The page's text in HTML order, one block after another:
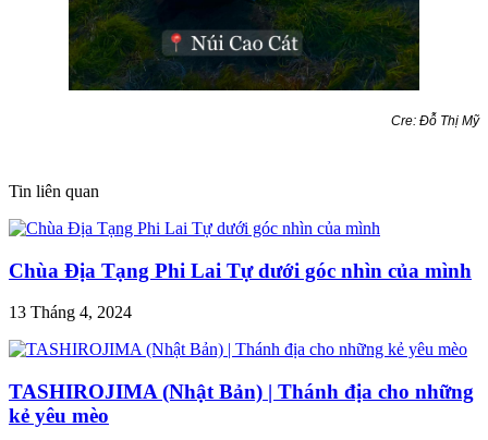
Cre: Đỗ Thị Mỹ
Tin liên quan
Chùa Địa Tạng Phi Lai Tự dưới góc nhìn của mình
13 Tháng 4, 2024
TASHIROJIMA (Nhật Bản) | Thánh địa cho những
kẻ yêu mèo